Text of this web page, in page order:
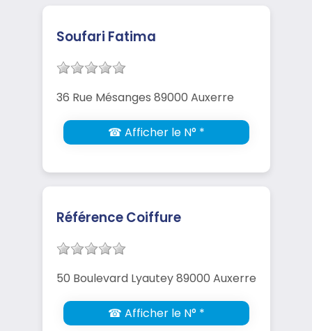
Soufari Fatima
36 Rue Mésanges 89000 Auxerre
☎ Afficher le N° *
Référence Coiffure
50 Boulevard Lyautey 89000 Auxerre
☎ Afficher le N° *